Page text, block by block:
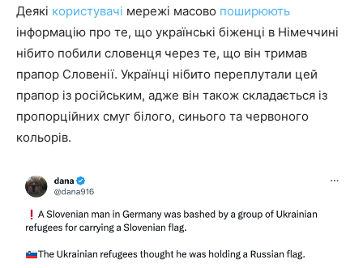
Деякі користувачі мережі масово поширюють
інформацію про те, що українські біженці в Німеччині
нібито побили словенця через те, що він тримав
прапор Словенії. Українці нібито переплутали цей
прапор із російським, адже він також складається із
пропорційних смуг білого, синього та червоного
кольорів.